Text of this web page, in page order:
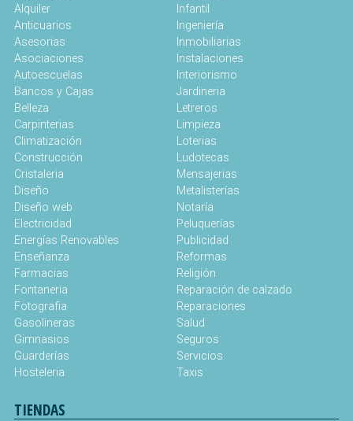
Alquiler
Anticuarios
Asesorias
Asociaciones
Autoescuelas
Bancos y Cajas
Belleza
Carpinterias
Climatización
Construcción
Cristaleria
Diseño
Diseño web
Electricidad
Energías Renovables
Enseñanza
Farmacias
Fontaneria
Fotografia
Gasolineras
Gimnasios
Guarderías
Hosteleria
Infantil
Ingeniería
Inmobiliarias
Instalaciones
Interiorismo
Jardineria
Letreros
Limpieza
Loterias
Ludotecas
Mensajerias
Metalisterías
Notaría
Peluquerías
Publicidad
Reformas
Religión
Reparación de calzado
Reparaciones
Salud
Seguros
Servicios
Taxis
TIENDAS